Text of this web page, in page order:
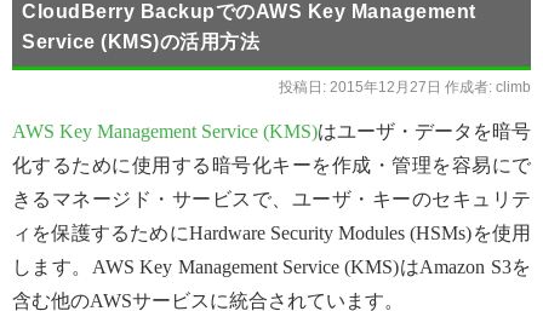
CloudBerry BackupでのAWS Key Management
Service (KMS)の活用方法
投稿日: 2015年12月27日 作成者: climb
AWS Key Management Service (KMS)はユーザ・データを暗号
化するために使用する暗号化キーを作成・管理を容易にで
きるマネージド・サービスで、ユーザ・キーのセキュリテ
ィを保護するためにHardware Security Modules (HSMs)を使用
します。AWS Key Management Service (KMS)はAmazon S3を
含む他のAWSサービスに統合されています。